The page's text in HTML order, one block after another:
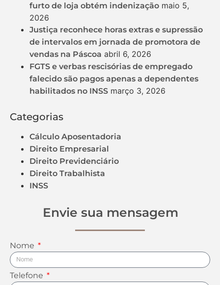
furto de loja obtém indenização maio 5,
2026
Justiça reconhece horas extras e supressão
de intervalos em jornada de promotora de
vendas na Páscoa abril 6, 2026
FGTS e verbas rescisórias de empregado
falecido são pagos apenas a dependentes
habilitados no INSS março 3, 2026
Categorias
Cálculo Aposentadoria
Direito Empresarial
Direito Previdenciário
Direito Trabalhista
INSS
Envie sua mensagem
Nome
Telefone